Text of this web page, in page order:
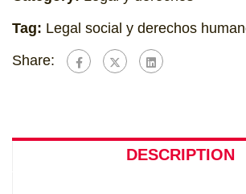
Tag: Legal social y derechos
Share:
DESCRIPTION